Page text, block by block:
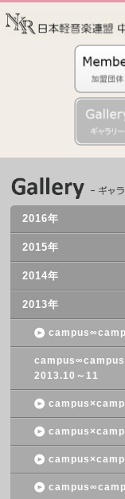
2016年
2015年
2014年
2013年
campus∞campus
2013.10～11